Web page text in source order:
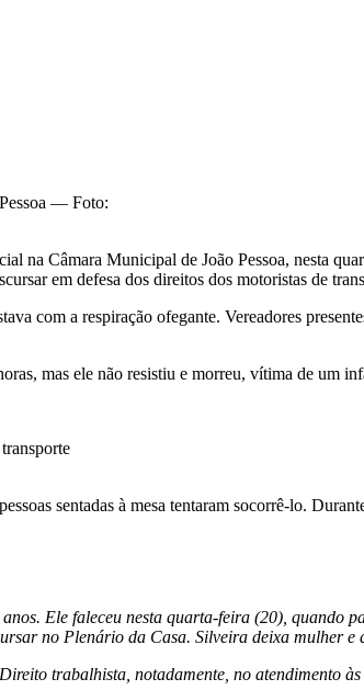
— Foto:
na Câmara Municipal de João Pessoa, nesta
em defesa dos direitos dos motoristas de
com a respiração ofegante. Vereadores
mas ele não resistiu e morreu, vítima de um
sentadas à mesa tentaram socorrê-lo.
Ele faleceu nesta quarta-feira (20), quando
no Plenário da Casa. Silveira deixa mulher e
trabalhista, notadamente, no atendimento